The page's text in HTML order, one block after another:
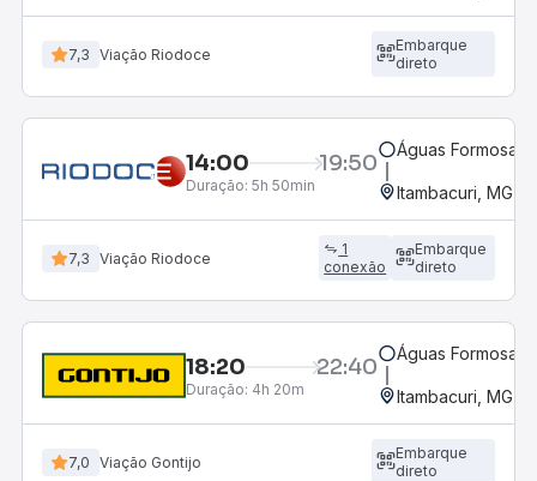
7,3 Viação Riodoce
Embarque
direto
14:00 19:50
Duração: 5h 50min
Águas Formosas,
Itambacuri, MG
7,3 Viação Riodoce
1
conexão
Embarque
direto
18:20 22:40
Duração: 4h 20m
Águas Formosas,
Itambacuri, MG
7,0 Viação Gontijo
Embarque
direto